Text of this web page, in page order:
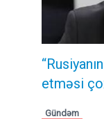
etməsi
Gündəm